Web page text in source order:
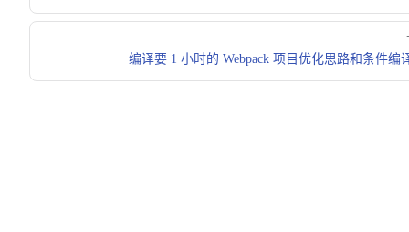
编译要 1 小时的 Webpack 项目优化思路和条件编